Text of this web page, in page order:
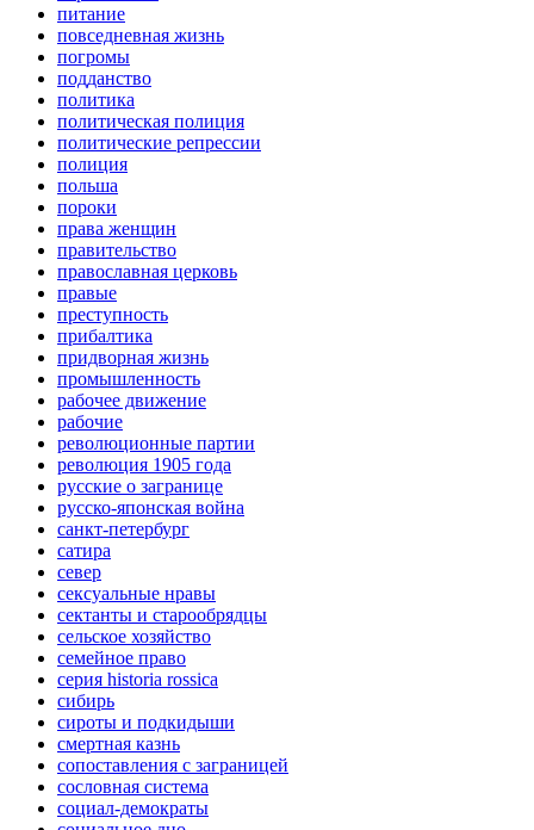
питание
повседневная жизнь
погромы
подданство
политика
политическая полиция
политические репрессии
полиция
польша
пороки
права женщин
правительство
православная церковь
правые
преступность
прибалтика
придворная жизнь
промышленность
рабочее движение
рабочие
революционные партии
революция 1905 года
русские о загранице
русско-японская война
санкт-петербург
сатира
север
сексуальные нравы
сектанты и старообрядцы
сельское хозяйство
семейное право
серия historia rossica
сибирь
сироты и подкидыши
смертная казнь
сопоставления с заграницей
сословная система
социал-демократы